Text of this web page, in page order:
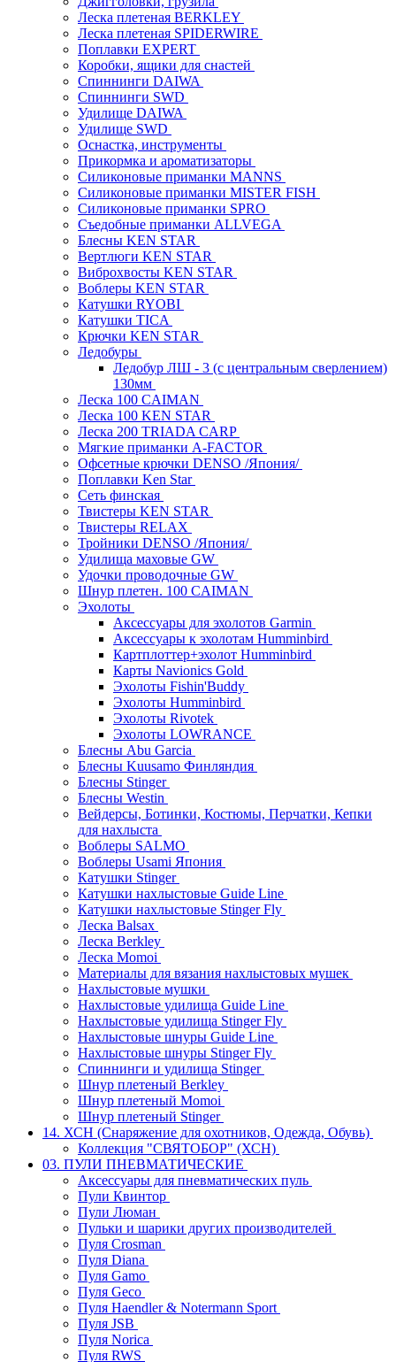
Леска плетеная BERKLEY
Леска плетеная SPIDERWIRE
Поплавки EXPERT
Коробки, ящики для снастей
Спиннинги DAIWA
Спиннинги SWD
Удилище DAIWA
Удилище SWD
Оснастка, инструменты
Прикормка и ароматизаторы
Силиконовые приманки MANNS
Силиконовые приманки MISTER FISH
Силиконовые приманки SPRO
Съедобные приманки ALLVEGA
Блесны KEN STAR
Вертлюги KEN STAR
Виброхвосты KEN STAR
Воблеры KEN STAR
Катушки RYOBI
Катушки TICA
Крючки KEN STAR
Ледобуры
Ледобур ЛШ - 3 (с центральным сверлением)
130мм
Леска 100 CAIMAN
Леска 100 KEN STAR
Леска 200 TRIADA CARP
Мягкие приманки A-FACTOR
Офсетные крючки DENSO /Япония/
Поплавки Ken Star
Сеть финская
Твистеры KEN STAR
Твистеры RELAX
Тройники DENSO /Япония/
Удилища маховые GW
Удочки проводочные GW
Шнур плетен. 100 CAIMAN
Эхолоты
Аксессуары для эхолотов Garmin
Аксессуары к эхолотам Humminbird
Картплоттер+эхолот Humminbird
Карты Navionics Gold
Эхолоты Fishin'Buddy
Эхолоты Humminbird
Эхолоты Rivotek
Эхолоты LOWRANCE
Блесны Abu Garcia
Блесны Kuusamo Финляндия
Блесны Stinger
Блесны Westin
Вейдерсы, Ботинки, Костюмы, Перчатки, Кепки
для нахлыста
Воблеры SALMO
Воблеры Usami Япония
Катушки Stinger
Катушки нахлыстовые Guide Line
Катушки нахлыстовые Stinger Fly
Леска Balsax
Леска Berkley
Леска Momoi
Материалы для вязания нахлыстовых мушек
Нахлыстовые мушки
Нахлыстовые удилища Guide Line
Нахлыстовые удилища Stinger Fly
Нахлыстовые шнуры Guide Line
Нахлыстовые шнуры Stinger Fly
Спиннинги и удилища Stinger
Шнур плетеный Berkley
Шнур плетеный Momoi
Шнур плетеный Stinger
14. ХСН (Снаряжение для охотников, Одежда, Обувь)
Коллекция "СВЯТОБОР" (ХСН)
03. ПУЛИ ПНЕВМАТИЧЕСКИЕ
Аксессуары для пневматических пуль
Пули Квинтор
Пули Люман
Пульки и шарики других производителей
Пуля Crosman
Пуля Diana
Пуля Gamo
Пуля Geco
Пуля Haendler & Notermann Sport
Пуля JSB
Пуля Norica
Пуля RWS